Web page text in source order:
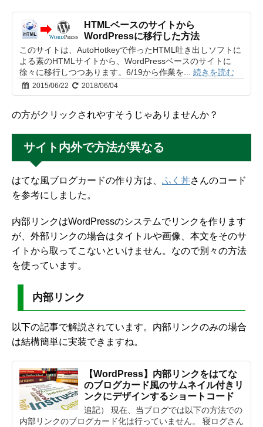
HTMLベースのサイトから
WordPressに移行した方法
このサイトは、AutoHotkeyで作ったHTML吐き出しソフトに
よる素のHTMLサイトから、WordPressベースのサイトに
徐々に移行しつつあります。6/19から作業を... 続きを読む
2015/06/22 2018/06/04
の方がクリックされやすそうじゃありませんか？
サイト内外で方法が異なる
はてな風ブログカードの作り方は、 ふく丼さんのコード
を参考にしました。
内部リンクはWordPressのシステムでリンクを作ります
が、外部リンクの場合はタイトルや画像、本文をそのサ
イトから取ってこないといけません。なので別々の方法
を使っています。
内部リンク
以下の記事で解説されています。内部リンクのみの場合
は結構簡単に実装できますね。
【WordPress】内部リンクをはてな
のブログカード風のサムネイル付きリ
ンクにデザインするショートコード
追記） 現在、当ブログでは以下の方法での
内部リンクのブログカード化は行っていません。 寝ログさん